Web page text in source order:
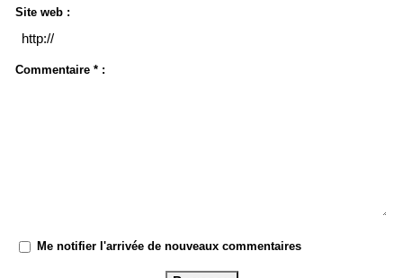
Site web :
Commentaire * :
Me notifier l'arrivée de nouveaux commentaires